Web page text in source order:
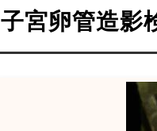
子宮卵管造影